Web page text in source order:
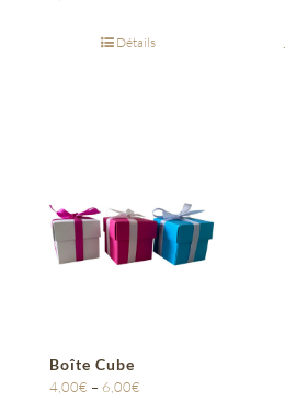
Détails
Boîte Cube
4,00€ – 6,00€